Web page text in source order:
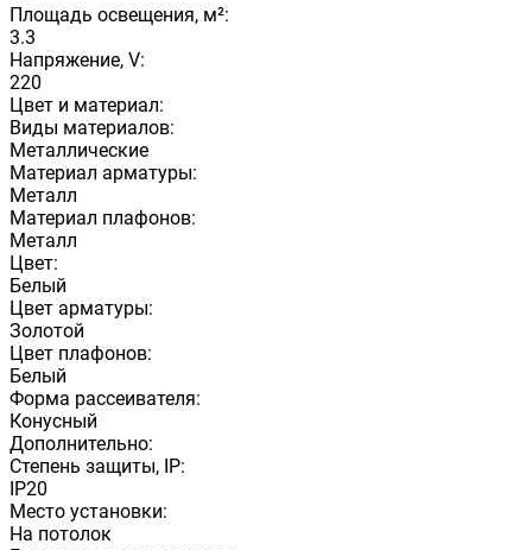
Площадь освещения, м²:
3.3
Напряжение, V:
220
Цвет и материал:
Виды материалов:
Металлические
Материал арматуры:
Металл
Материал плафонов:
Металл
Цвет:
Белый
Цвет арматуры:
Золотой
Цвет плафонов:
Белый
Форма рассеивателя:
Конусный
Дополнительно:
Степень защиты, IP:
IP20
Место установки:
На потолок